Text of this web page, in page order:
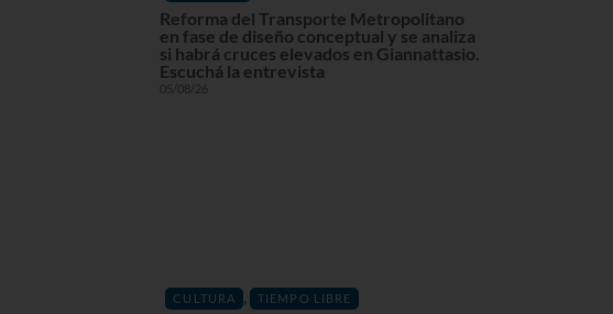
Reforma del Transporte Metropolitano
en fase de diseño conceptual y se analiza
si habrá cruces elevados en Giannattasio.
Escuchá la entrevista
05/08/26
CULTURA , TIEMPO LIBRE